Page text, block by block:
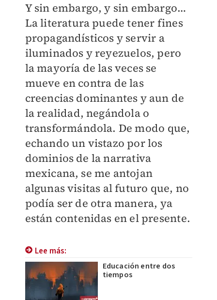
Y sin embargo, y sin embargo…
La literatura puede tener fines
propagandísticos y servir a
iluminados y reyezuelos, pero
la mayoría de las veces se
mueve en contra de las
creencias dominantes y aun de
la realidad, negándola o
transformándola. De modo que,
echando un vistazo por los
dominios de la narrativa
mexicana, se me antojan
algunas visitas al futuro que, no
podía ser de otra manera, ya
están contenidas en el presente.
Lee más:
Educación entre dos
tiempos